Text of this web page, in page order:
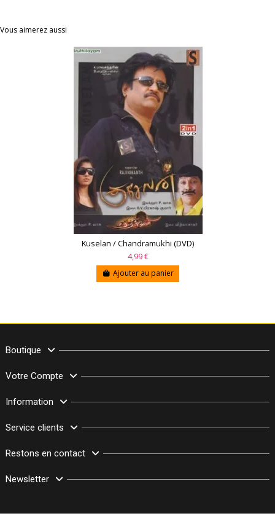
Vous aimerez aussi
Kuselan / Chandramukhi (DVD)
4,99 €
Ajouter au panier
Boutique
Votre Compte
Information
Service clients
Restons en contact
Newsletter